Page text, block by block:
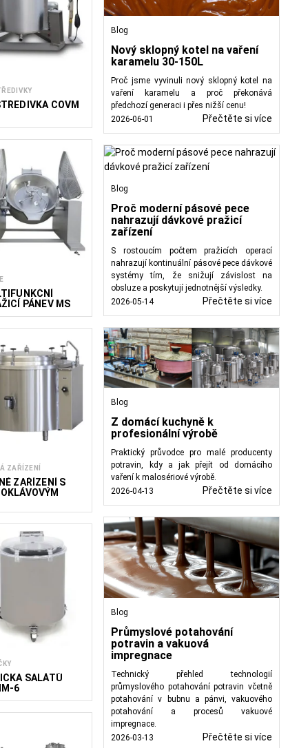
HoReCa a
COVM
PÁNEV MS
ZAŘÍZENÍ
ZAŘÍZENÍ S
SALÁTŮ
6
Blog
Nový sklopný kotel na vaření
karamelu 30-150L
Proč jsme vyvinuli nový sklopný kotel na
vaření karamelu a proč překonává
předchozí generaci i přes nižší cenu!
2026-06-01
Přečtěte si více
Blog
Proč moderní pásové pece
nahrazují dávkové pražicí
zařízení
S rostoucím počtem pražicích operací
nahrazují kontinuální pásové pece dávkové
systémy tím, že snižují závislost na
obsluze a poskytují jednotnější výsledky.
2026-05-14
Přečtěte si více
Blog
Z domácí kuchyně k
profesionální výrobě
Praktický průvodce pro malé producenty
potravin, kdy a jak přejít od domácího
vaření k malosériové výrobě.
2026-04-13
Přečtěte si více
Blog
Průmyslové potahování
potravin a vakuová
impregnace
Technický přehled technologií
průmyslového potahování potravin včetně
potahování v bubnu a pánvi, vakuového
potahování a procesů vakuové
impregnace.
2026-03-13
Přečtěte si více